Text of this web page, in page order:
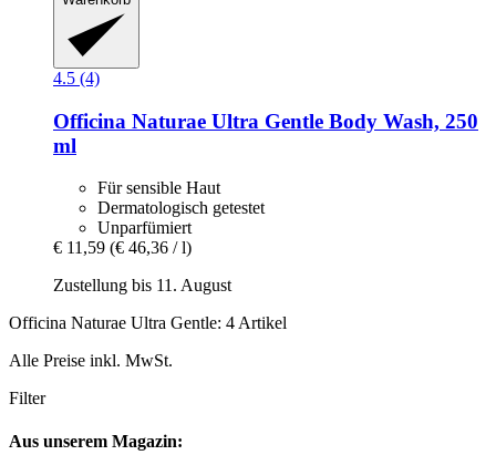
4.5 (4)
Officina Naturae Ultra Gentle Body Wash, 250
ml
Für sensible Haut
Dermatologisch getestet
Unparfümiert
€ 11,59 (€ 46,36 / l)
Zustellung bis 11. August
Officina Naturae Ultra Gentle: 4 Artikel
Alle Preise inkl. MwSt.
Filter
Aus unserem Magazin: